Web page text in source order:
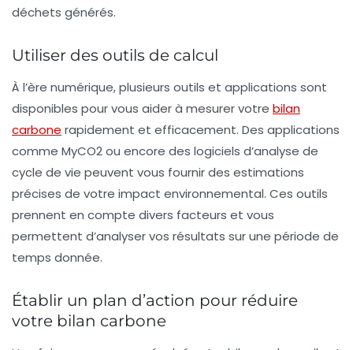
déchets générés.
Utiliser des outils de calcul
À l’ère numérique, plusieurs outils et applications sont
disponibles pour vous aider à mesurer votre bilan
carbone rapidement et efficacement. Des applications
comme MyCO2ou encore des logiciels d’analyse de
cycle de vie peuvent vous fournir des estimations
précises de votre impact environnemental. Ces outils
prennent en compte divers facteurs et vous
permettent d’analyser vos résultats sur une période de
temps donnée.
Établir un plan d’action pour réduire
votre bilan carbone